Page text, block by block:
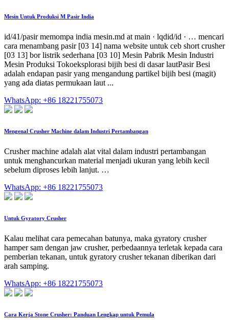
Mesin Untuk Produksi M Pasir India
id/41/pasir memompa india mesin.md at main · lqdid/id · … mencari
cara menambang pasir [03 14] nama website untuk ceb short crusher
[03 13] bor listrik sederhana [03 10] Mesin Pabrik Mesin Industri
Mesin Produksi Tokoeksplorasi bijih besi di dasar lautPasir Besi
adalah endapan pasir yang mengandung partikel bijih besi (magit)
yang ada diatas permukaan laut ...
WhatsApp: +86 18221755073
Mengenal Crusher Machine dalam Industri Pertambangan
Crusher machine adalah alat vital dalam industri pertambangan
untuk menghancurkan material menjadi ukuran yang lebih kecil
sebelum diproses lebih lanjut. …
WhatsApp: +86 18221755073
Untuk Gyratory Crusher
Kalau melihat cara pemecahan batunya, maka gyratory crusher
hamper sam dengan jaw crusher, perbedaannya terletak kepada cara
pemberian tekanan, untuk gyratory crusher tekanan diberikan dari
arah samping.
WhatsApp: +86 18221755073
Cara Kerja Stone Crusher: Panduan Lengkap untuk Pemula